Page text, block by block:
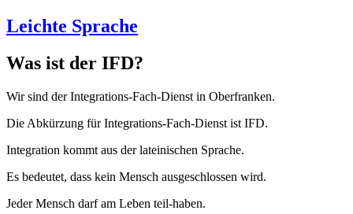
Leichte Sprache
Was ist der IFD?
Wir sind der Integrations-Fach-Dienst in Oberfranken.
Die Abkürzung für Integrations-Fach-Dienst ist IFD.
Integration kommt aus der lateinischen Sprache.
Es bedeutet, dass kein Mensch ausgeschlossen wird.
Jeder Mensch darf am Leben teil-haben.